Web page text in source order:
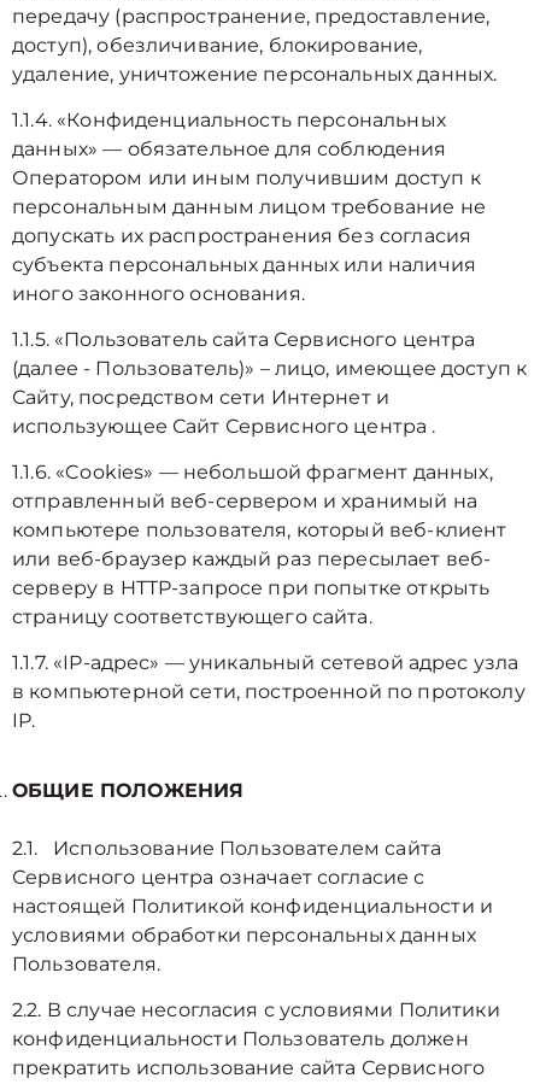
передачу (распространение, предоставление,
доступ), обезличивание, блокирование,
удаление, уничтожение персональных данных.
1.1.4. «Конфиденциальность персональных
данных» — обязательное для соблюдения
Оператором или иным получившим доступ к
персональным данным лицом требование не
допускать их распространения без согласия
субъекта персональных данных или наличия
иного законного основания.
1.1.5. «Пользователь сайта Сервисного центра
(далее ‑ Пользователь)» – лицо, имеющее доступ к
Сайту, посредством сети Интернет и
использующее Сайт Сервисного центра .
1.1.6. «Cookies» — небольшой фрагмент данных,
отправленный веб-сервером и хранимый на
компьютере пользователя, который веб-клиент
или веб-браузер каждый раз пересылает веб-
серверу в HTTP-запросе при попытке открыть
страницу соответствующего сайта.
1.1.7. «IP-адрес» — уникальный сетевой адрес узла
в компьютерной сети, построенной по протоколу
IP.
ОБЩИЕ ПОЛОЖЕНИЯ
2.1. Использование Пользователем сайта
Сервисного центра означает согласие с
настоящей Политикой конфиденциальности и
условиями обработки персональных данных
Пользователя.
2.2. В случае несогласия с условиями Политики
конфиденциальности Пользователь должен
прекратить использование сайта Сервисного